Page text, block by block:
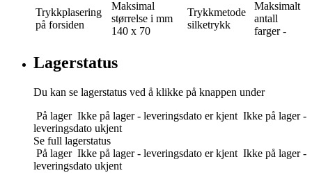
Trykkplasering
på forsiden
Maksimal
størrelse i mm
140 x 70
Trykkmetode
silketrykk
Maksimalt
antall
farger -
Lagerstatus
Du kan se lagerstatus ved å klikke på knappen under
På lager Ikke på lager - leveringsdato er kjent Ikke på lager -
leveringsdato ukjent
Se full lagerstatus
På lager Ikke på lager - leveringsdato er kjent Ikke på lager -
leveringsdato ukjent